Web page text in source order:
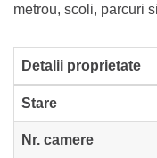
metrou, scoli, parcuri
Detalii proprietate
Stare
Nr. camere